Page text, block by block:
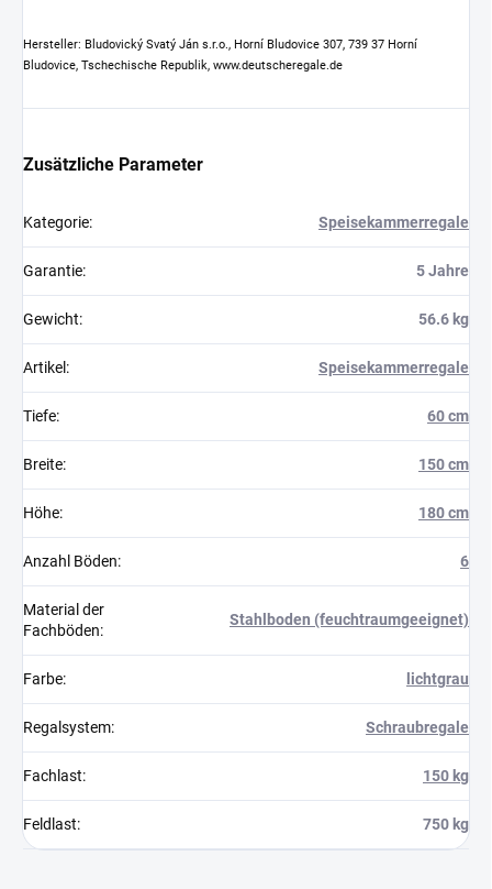
Hersteller: Bludovický Svatý Ján s.r.o., Horní Bludovice 307, 739 37 Horní
Bludovice, Tschechische Republik, www.deutscheregale.de
Zusätzliche Parameter
Kategorie: Speisekammerregale
Garantie: 5 Jahre
Gewicht: 56.6 kg
Artikel : Speisekammerregale
Tiefe: 60 cm
Breite: 150 cm
Höhe: 180 cm
Anzahl Böden: 6
Material der
Fachböden:
Stahlboden (feuchtraumgeeignet)
Farbe: lichtgrau
Regalsystem: Schraubregale
Fachlast: 150 kg
Feldlast: 750 kg